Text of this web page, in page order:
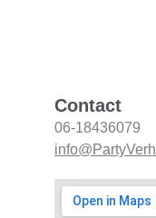
Contact
06-18436079